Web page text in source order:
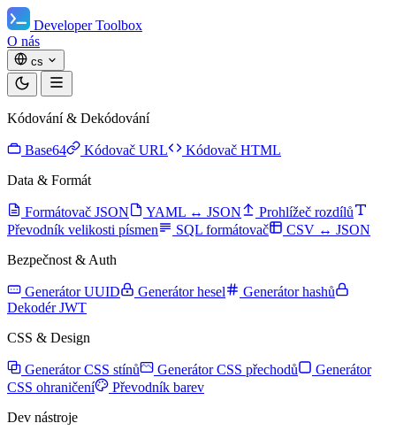
Developer Toolbox
O nás
cs
Kódování & Dekódování
Base64 Kódovač URL
Kódovač HTML
Data & Formát
Formátovač JSON YAML ↔ JSON
Prohlížeč rozdílů
Převodník velikosti písmen
SQL formátovač
CSV ↔ JSON
Bezpečnost & Auth
Generátor UUID Generátor hesel
Generátor hashů
Dekodér JWT
CSS & Design
Generátor CSS stínů Generátor CSS přechodů
Generátor
CSS ohraničení
Převodník barev
Dev nástroje